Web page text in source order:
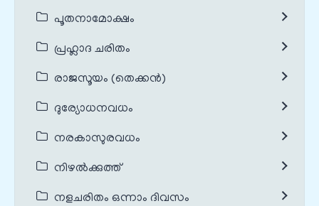
പൂതനാമോക്ഷം
പ്രഹ്ലാദ ചരിതം
രാജസൂയം (തെക്കൻ)
ദുര്യോധനവധം
നരകാസുരവധം
നിഴൽക്കുത്ത്
നളചരിതം ഒന്നാം ദിവസം